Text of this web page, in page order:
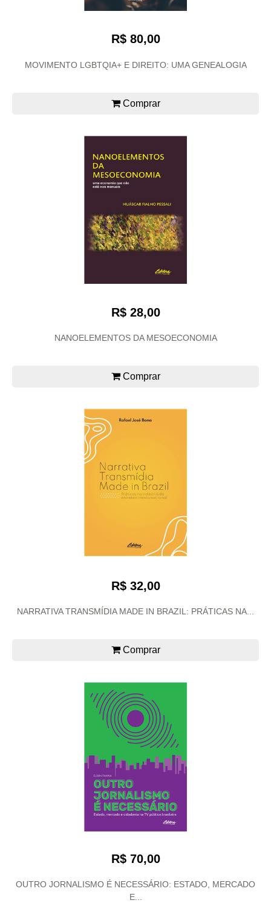
R$ 80,00
MOVIMENTO LGBTQIA+ E DIREITO: UMA GENEALOGIA
Comprar
R$ 28,00
NANOELEMENTOS DA MESOECONOMIA
Comprar
R$ 32,00
NARRATIVA TRANSMÍDIA MADE IN BRAZIL: PRÁTICAS NA...
Comprar
R$ 70,00
OUTRO JORNALISMO É NECESSÁRIO: ESTADO, MERCADO
E...